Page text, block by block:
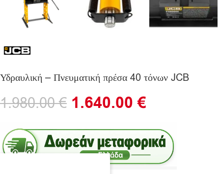
Υδραυλική – Πνευματική πρέσα 40 τόνων JCB
1.980.00€ 1.640.00€